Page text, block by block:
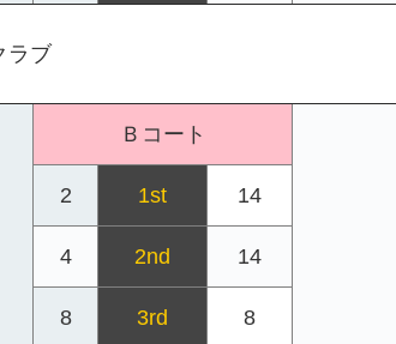
ブ
Ｂコート
2
1st 14
4 2nd 14
8 3rd 8